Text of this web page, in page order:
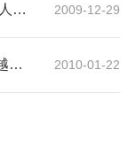
2009-12-29
2010-01-22